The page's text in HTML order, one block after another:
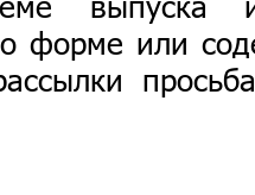
форме или